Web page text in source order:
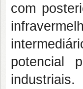
com
potencial
industriais.